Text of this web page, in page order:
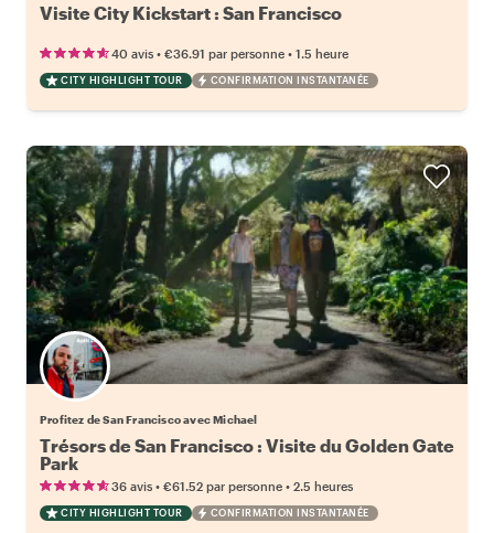
Visite City Kickstart : San Francisco
40 avis • €36.91 par personne • 1.5 heure
CITY HIGHLIGHT TOUR CONFIRMATION INSTANTANÉE
Profitez de San Francisco avec Michael
Trésors de San Francisco : Visite du Golden Gate
Park
36 avis • €61.52 par personne • 2.5 heures
CITY HIGHLIGHT TOUR CONFIRMATION INSTANTANÉE